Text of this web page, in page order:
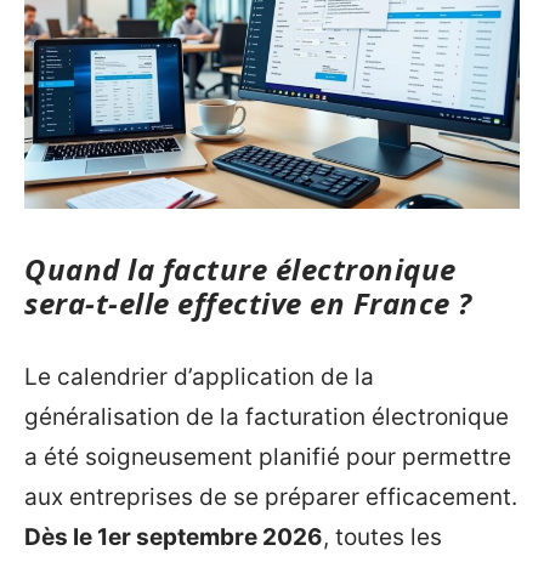
Quand la facture électronique
sera-t-elle effective en France ?
Le calendrier d’application de la
généralisation de la facturation électronique
a été soigneusement planifié pour permettre
aux entreprises de se préparer efficacement.
Dès le 1er septembre 2026, toutes les